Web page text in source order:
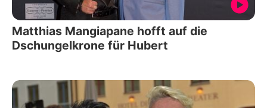
Matthias Mangiapane hofft auf die
Dschungelkrone für Hubert